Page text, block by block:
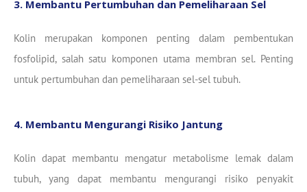
3. Membantu Pertumbuhan dan Pemeliharaan Sel
Kolin merupakan komponen penting dalam pembentukan
fosfolipid, salah satu komponen utama membran sel. Penting
untuk pertumbuhan dan pemeliharaan sel-sel tubuh.
4. Membantu Mengurangi Risiko Jantung
Kolin dapat membantu mengatur metabolisme lemak dalam
tubuh, yang dapat membantu mengurangi risiko penyakit